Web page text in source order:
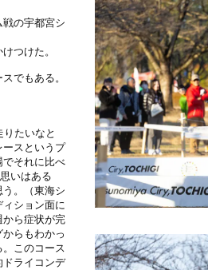
の宇都宮シ
つけた。
でもある。
りたいなと
ースというプ
でそれに比べ
いはある
。（東海シ
ション面に
から症状が完
らもわかっ
このコース
ドライコンデ